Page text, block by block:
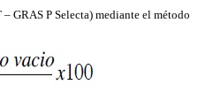
GRAS P Selecta) mediante el método